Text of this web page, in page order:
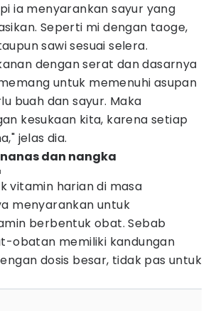
ia menyarankan sayur yang
Seperti mi dengan taoge,
sawi sesuai selera.
dengan serat dan dasarnya
untuk memenuhi asupan
buah dan sayur. Maka
kesukaan kita, karena setiap
jelas dia.
dan nangka
vitamin harian di masa
menyarankan untuk
berbentuk obat. Sebab
obatan memiliki kandungan
dosis besar, tidak pas untuk